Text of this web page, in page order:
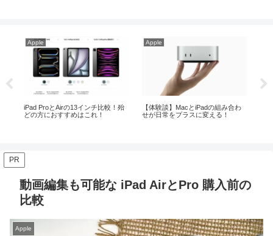
Apple
iPad ProとAirの13インチ比較！殆
どの方におすすめはこれ！
Apple
【体験談】MacとiPadの組み合わ
せが日常をプラスに変える！
PR
動画編集も可能な iPad AirとPro 購入前の
比較
Apple